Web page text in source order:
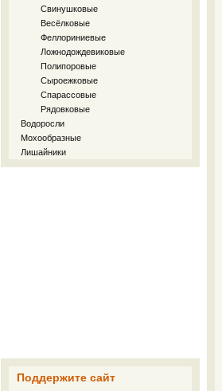
Свинушковые
Весёлковые
Феллориниевые
Ложнодождевиковые
Полипоровые
Сыроежковые
Спарассовые
Рядовковые
Водоросли
Мохообразные
Лишайники
Поддержите сайт